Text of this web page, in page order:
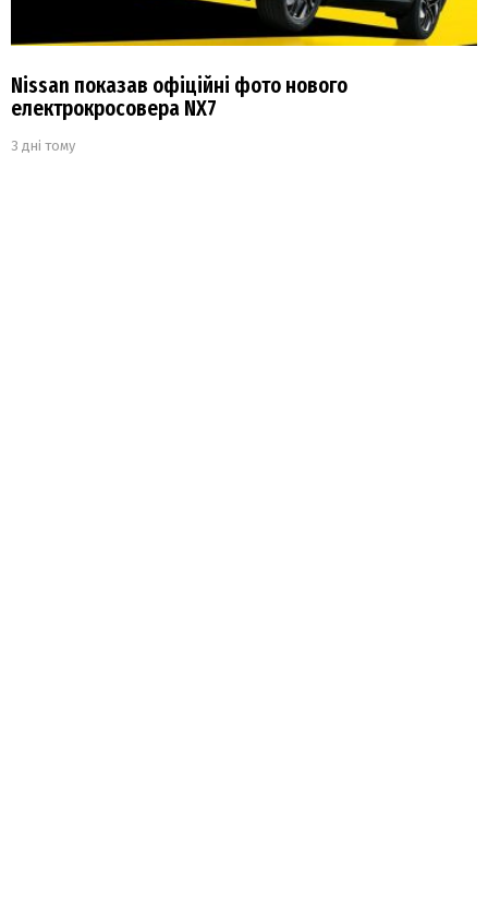
Nissan показав офіційні фото нового
електрокросовера NX7
3 дні тому